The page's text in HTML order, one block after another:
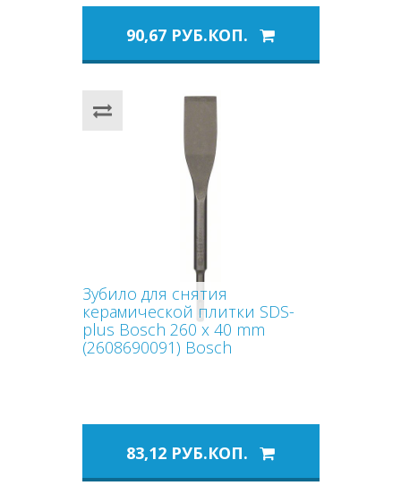
90,67 РУБ.КОП.
Зубило для снятия
керамической плитки SDS-
plus Bosch 260 x 40 mm
(2608690091) Bosch
83,12 РУБ.КОП.